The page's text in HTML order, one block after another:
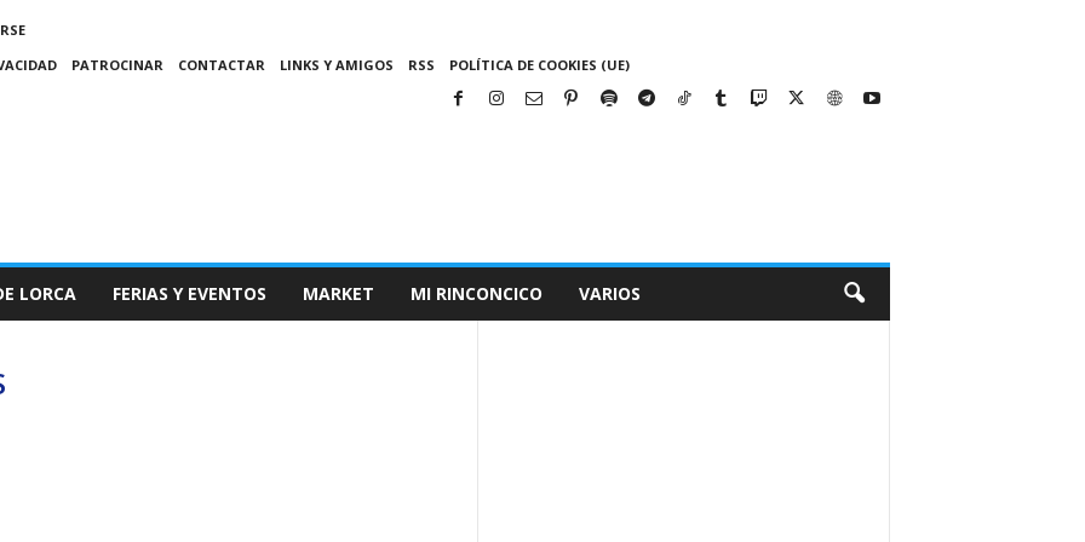
PATROCINAR CONTACTAR LINKS Y AMIGOS RSS POLÍTICA DE COOKIES (UE)
LORCA FERIAS Y EVENTOS MARKET MI RINCONCICO VARIOS